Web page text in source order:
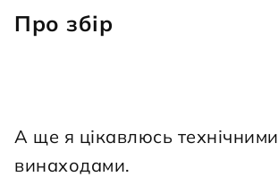
Про збір
А ще я цікавлюсь технічними
винаходами.